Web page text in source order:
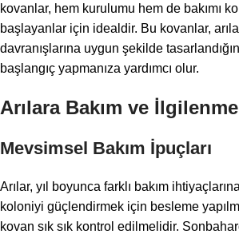
kovanlar, hem kurulumu hem de bakımı
başlayanlar için idealdir. Bu kovanlar,
davranışlarına uygun şekilde
başlangıç yapmanıza yardımcı olur.
Arılara Bakım ve İlgilenme
Mevsimsel Bakım İpuçları
Arılar, yıl boyunca farklı bakım
koloniyi güçlendirmek için besleme
kovan sık sık kontrol edilmelidir.